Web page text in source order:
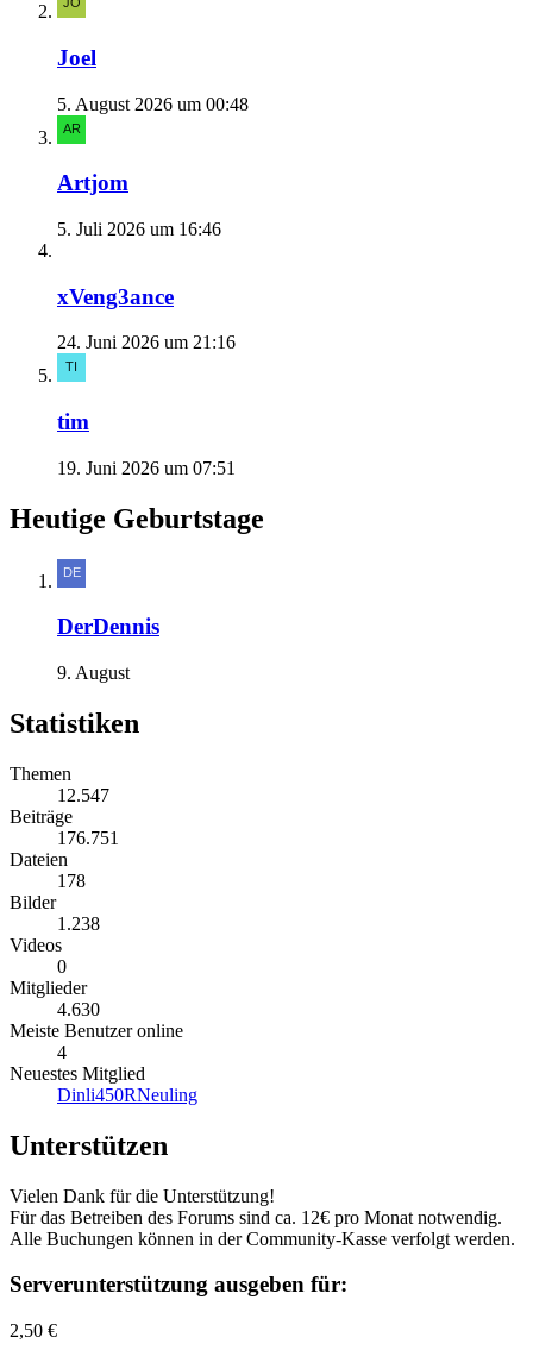
Joel
5. August 2026 um 00:48
Artjom
5. Juli 2026 um 16:46
xVeng3ance
24. Juni 2026 um 21:16
tim
19. Juni 2026 um 07:51
Heutige Geburtstage
DerDennis
9. August
Statistiken
Themen
12.547
Beiträge
176.751
Dateien
178
Bilder
1.238
Videos
0
Mitglieder
4.630
Meiste Benutzer online
4
Neuestes Mitglied
Dinli450RNeuling
Unterstützen
Vielen Dank für die Unterstützung!
Für das Betreiben des Forums sind ca. 12€ pro Monat notwendig.
Alle Buchungen können in der Community-Kasse verfolgt werden.
Serverunterstützung ausgeben für:
2,50 €